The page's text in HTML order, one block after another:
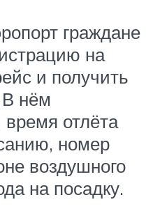
граждане
на
и получить
нём
время отлёта
номер
воздушного
на посадку.